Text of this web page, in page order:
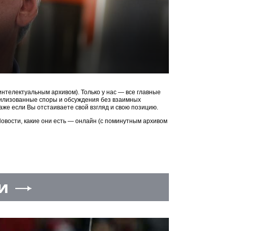
архивом). Только у нас — все главные
споры и обсуждения без взаимных
если Вы отстаиваете свой взгляд и свою позицию.
какие они есть — онлайн (с поминутным архивом